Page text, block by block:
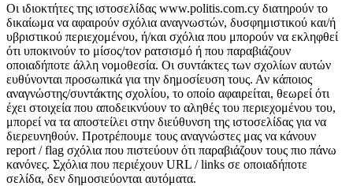
Οι ιδιοκτήτες της ιστοσελίδας www.politis.com.cy διατηρούν το
δικαίωμα να αφαιρούν σχόλια αναγνωστών, δυσφημιστικού και/ή
υβριστικού περιεχομένου, ή/και σχόλια που μπορούν να εκληφθεί
ότι υποκινούν το μίσος/τον ρατσισμό ή που παραβιάζουν
οποιαδήποτε άλλη νομοθεσία. Οι συντάκτες των σχολίων αυτών
ευθύνονται προσωπικά για την δημοσίευση τους. Αν κάποιος
αναγνώστης/συντάκτης σχολίου, το οποίο αφαιρείται, θεωρεί ότι
έχει στοιχεία που αποδεικνύουν το αληθές του περιεχομένου του,
μπορεί να τα αποστείλει στην διεύθυνση της ιστοσελίδας για να
διερευνηθούν. Προτρέπουμε τους αναγνώστες μας να κάνουν
report / flag σχόλια που πιστεύουν ότι παραβιάζουν τους πιο πάνω
κανόνες. Σχόλια που περιέχουν URL / links σε οποιαδήποτε
σελίδα, δεν δημοσιεύονται αυτόματα.